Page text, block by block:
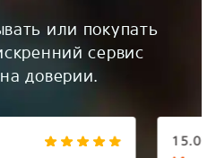
или покупать
сервис
доверии.